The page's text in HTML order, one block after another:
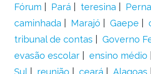
Fórum Pará teresina
caminhada
Marajó Gaepe
tribunal de contas
Governo
evasão escolar
ensino médio
Sul
reunião ceará Alagoas